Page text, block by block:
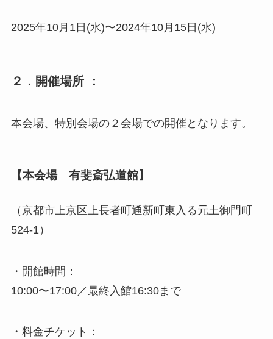
2025年10⽉1⽇(水)〜2024年10⽉15⽇(水)
２．開催場所 ：
本会場、特別会場の２会場での開催となります。
【本会場 有斐斎弘道館】
（京都市上京区上長者町通新町東入る元土御門町
524-1）
・開館時間：
10:00〜17:00／最終入館16:30まで
・料金チケット：